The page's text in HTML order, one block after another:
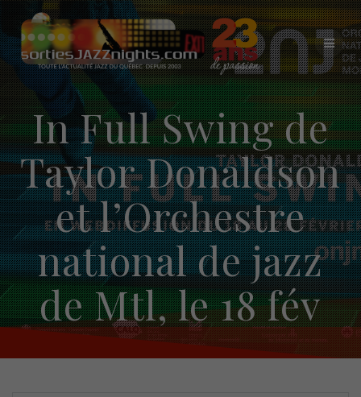
Skip
to
content
In Full Swing de
Taylor Donaldson
et l’Orchestre
national de jazz
de Mtl, le 18 fév